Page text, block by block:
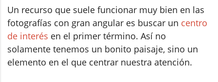
Un recurso que suele funcionar muy bien en las
fotografías con gran angular es buscar un centro
de interés en el primer término. Así no
solamente tenemos un bonito paisaje, sino un
elemento en el que centrar nuestra atención.